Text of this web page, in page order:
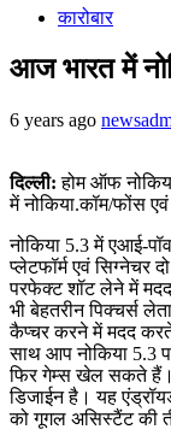
कारोबार
आज भारत में
6 years ago
दिल्ली: होम ऑफ
में नोकिया.कॉम/फोंस
नोकिया 5.3 में एआई-
प्लेटफॉर्म एवं सिग्नेचर
परफेक्ट शॉट लेने में
भी बेहतरीन पिक्चर्स
कैप्चर करने में मदद
साथ आप नोकिया 5.3
फिर गेम्स खेल सकते हैं।
डिजाईन है। यह
को गूगल असिस्टैंट की